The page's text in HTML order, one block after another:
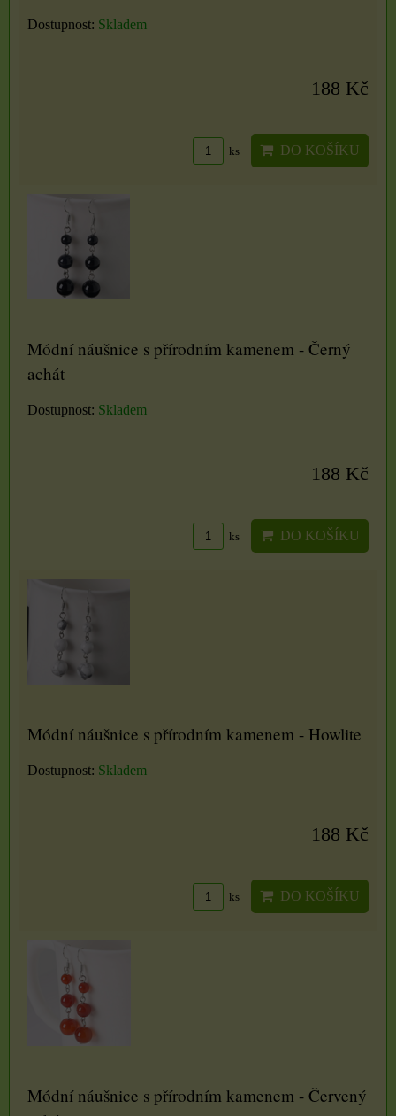
Dostupnost: Skladem
188 Kč
ks DO KOŠÍKU
Módní náušnice s přírodním kamenem - Černý
achát
Dostupnost: Skladem
188 Kč
ks DO KOŠÍKU
Módní náušnice s přírodním kamenem - Howlite
Dostupnost: Skladem
188 Kč
ks DO KOŠÍKU
Módní náušnice s přírodním kamenem - Červený